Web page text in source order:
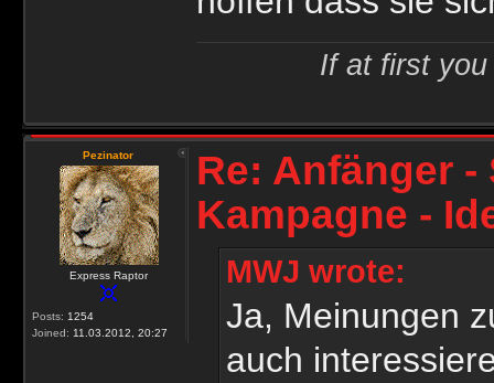
If at first you
Pezinator
Express Raptor
Posts: 1254
Joined: 11.03.2012, 20:27
Re: Anfänger
Kampagne -
MWJ wrote:
Ja, Meinungen
auch